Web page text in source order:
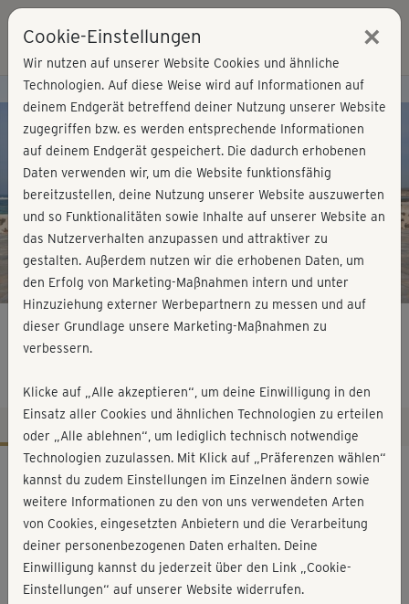
Play
Video
Kursvorschau - Jetzt mitmachen!
Split Training 14 - Stability & Cardio 3
Workout-Facts
anspruchsvoll
43 Min
323 kcal
Michaela Süßbauer
Cookie-Einstellungen ×
Wir nutzen auf unserer Website Cookies und ähnliche
Technologien. Auf diese Weise wird auf Informationen auf
deinem Endgerät betreffend deiner Nutzung unserer Website
zugegriffen bzw. es werden entsprechende Informationen
auf deinem Endgerät gespeichert. Die dadurch erhobenen
Daten verwenden wir, um die Website funktionsfähig
bereitzustellen, deine Nutzung unserer Website auszuwerten
und so Funktionalitäten sowie Inhalte auf unserer Website an
das Nutzerverhalten anzupassen und attraktiver zu
gestalten. Außerdem nutzen wir die erhobenen Daten, um
den Erfolg von Marketing-Maßnahmen intern und unter
Hinzuziehung externer Werbepartnern zu messen und auf
dieser Grundlage unsere Marketing-Maßnahmen zu
verbessern.
Klicke auf „Alle akzeptieren“, um deine Einwilligung in den
Einsatz aller Cookies und ähnlichen Technologien zu erteilen
oder „Alle ablehnen“, um lediglich technisch notwendige
Technologien zuzulassen. Mit Klick auf „Präferenzen wählen“
kannst du zudem Einstellungen im Einzelnen ändern sowie
weitere Informationen zu den von uns verwendeten Arten
von Cookies, eingesetzten Anbietern und die Verarbeitung
deiner personenbezogenen Daten erhalten. Deine
Einwilligung kannst du jederzeit über den Link „Cookie-
Einstellungen“ auf unserer Website widerrufen.